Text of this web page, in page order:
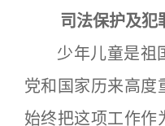
司法保护及犯
少年儿童是祖国
党和国家历来高度
始终把这项工作作